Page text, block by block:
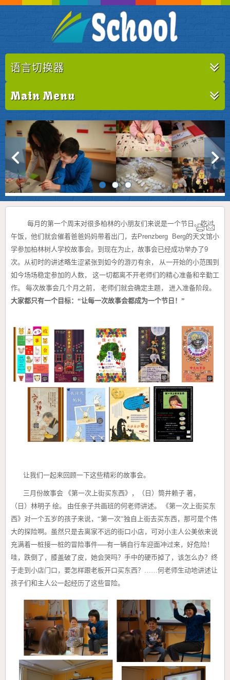
语言切换器
Main Menu
每月的第一个周末对很多柏林的小朋友们来说是一个节日。吃过
午饭，他们就会催着爸爸妈妈带着出门， 去Prenzberg Berg的天文馆小
学参加柏林树人学校故事会。 到现在为止，故事会已经成功举办了9
次。从初时的讲述略生涩紧张到如今的游刃有余， 从一开始的小范围到
如今场场稳定参加的人数， 这一切都离不开老师们的精心准备和辛勤工
作。 每次故事会几个月之前， 老师们就会确定主题， 进入准备阶段。
大家都只有一个目标：“让每一次故事会都成为一个节日！”
让我们一起来回顾一下这些精彩的故事会。
三月份故事会 《第一次上街买东西》，（日）筒井赖子 著，
（日）林明子 绘。 由任亲子共画班的何老师讲述。
《第一次上街买东
西》对一个五岁的孩子来说，“第一次”独自上街去买东西，那可是个伟
大的探险啊。虽然只是去离家不远的街口小店，可对小主人公美依来说
充满着一桩接一桩的冒险事件──有一辆自行车迎面冲过来，好危险！
哇，跌倒了，膝盖破了皮，她会哭吗？手中的硬币掉了，该怎么办？终
于走到小店门口，要怎样跟老板开口买东西？……何老师生动地讲述让
孩子们和主人公一起经历了这些冒险。